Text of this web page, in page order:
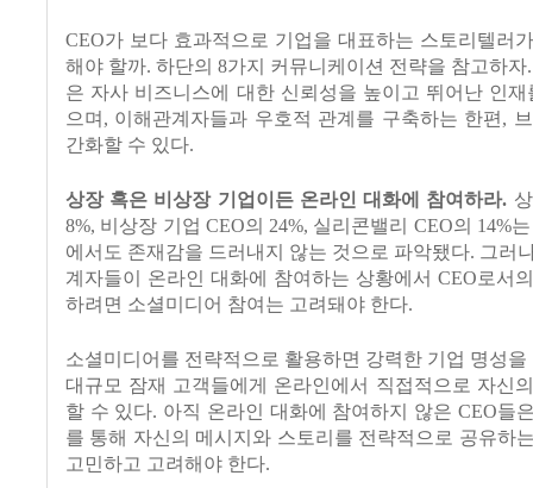
CEO가 보다 효과적으로 기업을 대표하는 스토리텔러
해야 할까. 하단의 8가지 커뮤니케이션 전략을 참고하자
은 자사 비즈니스에 대한 신뢰성을 높이고 뛰어난 인
으며 , 이해관계자들과 우호적 관계를 구축하는 한편,
간화할 수 있다.
상장 혹은 비상장 기업이든 온라인 대화에 참여하라.
8%, 비상장 기업 CEO의 24%, 실리콘밸리 CEO의 14%
에서도 존재감을 드러내지 않는 것으로 파악됐다. 그러
계자들이 온라인 대화에 참여하는 상황에서 CEO로서
하려면 소셜미디어 참여는 고려돼야 한다.
소셜미디어를 전략적으로 활용하면 강력한 기업 명성을
대규모 잠재 고객들에게 온라인에서 직접적으로 자신
할 수 있다. 아직 온라인 대화에 참여하지 않은 CEO들
를 통해 자신의 메시지와 스토리를 전략적으로 공유하
고민하고 고려해야 한다.